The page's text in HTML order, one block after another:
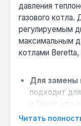
давления
газового
регулируемым
максимальным
котлами Beretta,
Для замены
подходит
и Ferroli, что
ремонте.
Читать